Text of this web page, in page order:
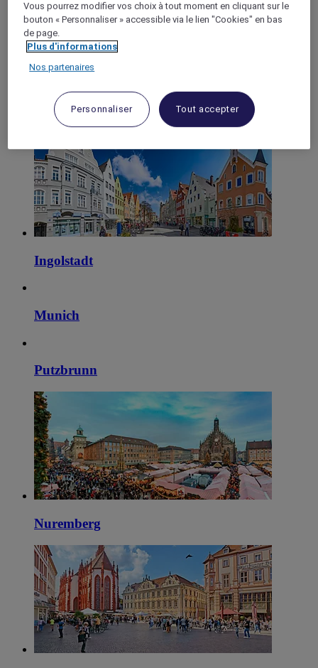
Garching
Hallbergmoos
Ingolstadt
Munich
Putzbrunn
Nuremberg
Vous pourrez modifier vos choix à tout moment en cliquant sur le
bouton « Personnaliser » accessible via le lien "Cookies" en bas
de page.
Plus d'informations
Nos partenaires
Personnaliser Tout accepter